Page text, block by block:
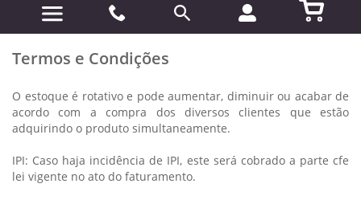
Termos e Condições
O estoque é rotativo e pode aumentar, diminuir ou acabar de
acordo com a compra dos diversos clientes que estão
adquirindo o produto simultaneamente.
IPI: Caso haja incidência de IPI, este será cobrado a parte cfe
lei vigente no ato do faturamento.